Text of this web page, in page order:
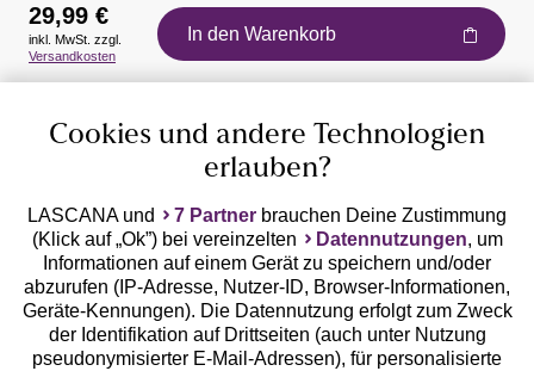
Auszeichnungen
Geprüfte Sicherheit
29,99 €
inkl. MwSt. zzgl.
Versandkosten
In den Warenkorb
Cookies und andere Technologien
erlauben?
LASCANA und 7 Partner brauchen Deine Zustimmung
(Klick auf „Ok”) bei vereinzelten
Datennutzungen, um
Informationen auf einem Gerät zu speichern und/oder
abzurufen (IP-Adresse, Nutzer-ID, Browser-Informationen,
Geräte-Kennungen). Die Datennutzung erfolgt zum Zweck
der Identifikation auf Drittseiten (auch unter Nutzung
pseudonymisierter E-Mail-Adressen), für personalisierte